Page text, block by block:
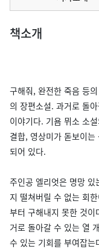
책소개
구해줘, 완전한 죽음 등
의 장편소설. 과거로 돌
이야기다. 기욤 뮈소 소
결합, 영상미가 돋보이
되어 있다.
주인공 엘리엇은 명망
지 떨쳐버릴 수 없는 회
부터 구해내지 못한 것
거로 돌아갈 수 있는 열
수 있는 기회를 부여잡는